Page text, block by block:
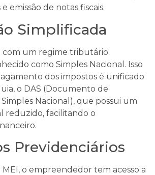
emissão de notas fiscais.
Simplificada
com um regime tributário
como Simples Nacional. Isso
dos impostos é unificado
o DAS (Documento de
Nacional), que possui um
reduzido, facilitando o
Previdenciários
o empreendedor tem acesso a